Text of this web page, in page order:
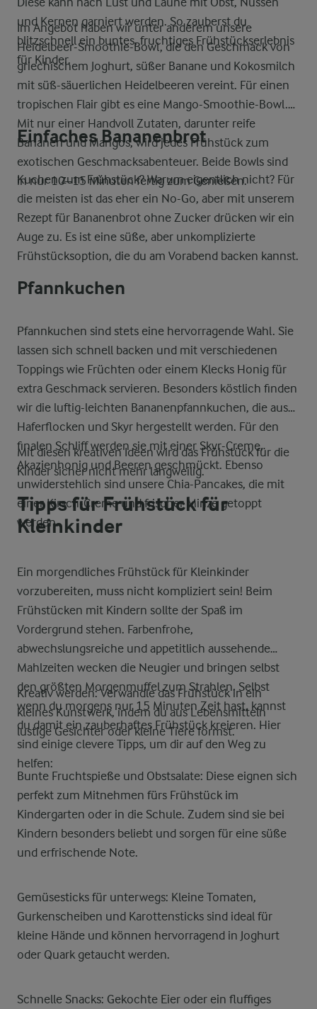
und Kernen garniert werden. So zauberst du
blitzschnell ein buntes, fruchtiges Frühstückserlebnis
für Kinder.
Im Angebot haben wir unter anderem unsere
Heidelbeer-Smoothie-Bowl, die den Geschmack von
griechischem Joghurt, süßer Banane und Kokosmilch
mit süß-säuerlichen Heidelbeeren vereint. Für einen
tropischen Flair gibt es eine Mango-Smoothie-Bowl.
Mit nur einer Handvoll Zutaten, darunter reife
Bananen und Mangos, wird jedes Frühstück zum
exotischen Geschmacksabenteuer. Beide Bowls sind
in nur 10–15 Minuten fertig zum Genießen.
Einfaches Bananenbrot
Kuchen zum Frühstück? Warum eigentlich nicht? Für
die meisten ist das eher ein No-Go, aber mit unserem
Rezept für Bananenbrot ohne Zucker drücken wir ein
Auge zu. Es ist eine süße, aber unkomplizierte
Frühstücksoption, die du am Vorabend backen kannst.
Pfannkuchen
Pfannkuchen sind stets eine hervorragende Wahl. Sie
lassen sich schnell backen und mit verschiedenen
Toppings wie Früchten oder einem Klecks Honig für
extra Geschmack servieren. Besonders köstlich finden
wir die luftig-leichten Bananenpfannkuchen, die aus
Haferflocken und Skyr hergestellt werden. Für den
finalen Schliff werden sie mit einer Skyr-Creme,
Akazienhonig und Beeren geschmückt. Ebenso
unwiderstehlich sind unsere Chia-Pancakes, die mit
einer Kirsch-Creme und frischer Minze getoppt
werden.
Mit diesen kreativen Ideen wird das Frühstück für die
Kinder sicher nicht mehr langweilig.
Tipps für Frühstück für
Kleinkinder
Ein morgendliches Frühstück für Kleinkinder
vorzubereiten, muss nicht kompliziert sein! Beim
Frühstücken mit Kindern sollte der Spaß im
Vordergrund stehen. Farbenfrohe,
abwechslungsreiche und appetitlich aussehende
Mahlzeiten wecken die Neugier und bringen selbst
den größten Morgenmuffel zum Strahlen. Selbst
wenn du morgens nur 15 Minuten Zeit hast, kannst
du damit ein zauberhaftes Frühstück kreieren. Hier
sind einige clevere Tipps, um dir auf den Weg zu
helfen:
Kreativ werden: Verwandle das Frühstück in ein
kleines Kunstwerk, indem du aus Lebensmitteln
lustige Gesichter oder kleine Tiere formst.
Bunte Fruchtspieße und Obstsalate: Diese eignen sich
perfekt zum Mitnehmen fürs Frühstück im
Kindergarten oder in die Schule. Zudem sind sie bei
Kindern besonders beliebt und sorgen für eine süße
und erfrischende Note.
Gemüsesticks für unterwegs: Kleine Tomaten,
Gurkenscheiben und Karottensticks sind ideal für
kleine Hände und können hervorragend in Joghurt
oder Quark getaucht werden.
Schnelle Snacks: Gekochte Eier oder ein fluffiges